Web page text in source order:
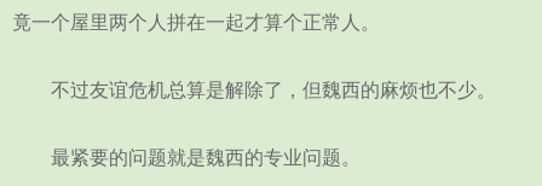
竟一个屋里两个人拼在一起才算个正常人。
不过友谊危机总算是解除了，但魏西的麻烦也不少。
最紧要的问题就是魏西的专业问题。